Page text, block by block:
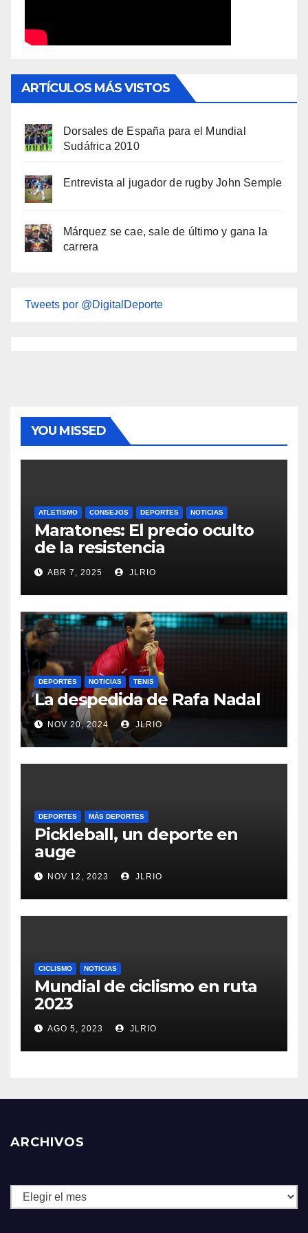
ARTÍCULOS MÁS VISTOS
Dorsales de España para el Mundial
Sudáfrica 2010
Entrevista al jugador de rugby John Semple
Márquez se cae, sale de último y gana la
carrera
Tweets por @DigitalDeporte
YOU MISSED
ATLETISMO CONSEJOS DEPORTES NOTICIAS
Maratones: El precio oculto
de la resistencia
ABR 7, 2025 JLRIO
DEPORTES NOTICIAS TENIS
La despedida de Rafa Nadal
NOV 20, 2024 JLRIO
DEPORTES MÁS DEPORTES
Pickleball, un deporte en
auge
NOV 12, 2023 JLRIO
CICLISMO NOTICIAS
Mundial de ciclismo en ruta
2023
AGO 5, 2023 JLRIO
ARCHIVOS
Archivos